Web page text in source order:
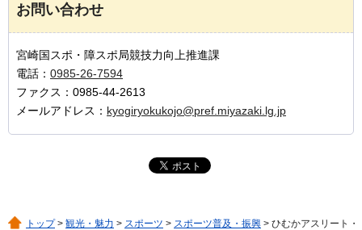
お問い合わせ
宮崎国スポ・障スポ局競技力向上推進課
電話： 0985-26-7594
ファクス：0985-44-2613
メールアドレス： kyogiryokukojo@pref.miyazaki.lg.jp
トップ> 観光・魅力 > スポーツ > スポーツ普及・振興 > ひむかアスリート・